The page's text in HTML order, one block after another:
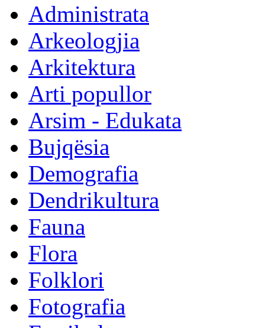
Administrata
Arkeologjia
Arkitektura
Arti popullor
Arsim - Edukata
Bujqësia
Demografia
Dendrikultura
Fauna
Flora
Folklori
Fotografia